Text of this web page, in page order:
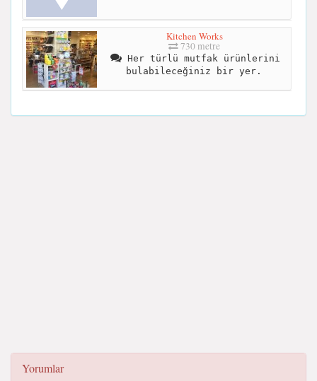
Kitchen Works
730 metre
Her türlü mutfak ürünlerini
bulabileceğiniz bir yer.
Yorumlar